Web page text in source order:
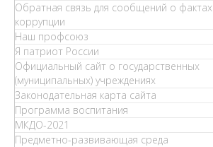
Обратная связь для сообщений о фактах
коррупции
Наш профсоюз
Я патриот России
Официальный сайт о государственных
(муниципальных) учреждениях
Законодательная карта сайта
Программа воспитания
МКДО-2021
Предметно-развивающая среда